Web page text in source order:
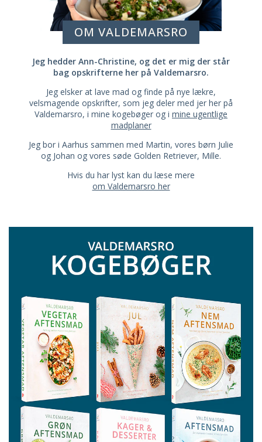
OM VALDEMARSRO
Jeg hedder Ann-Christine, og det er mig der står
bag opskrifterne her på Valdemarsro.
Jeg elsker at lave mad og finde på nye lækre,
velsmagende opskrifter, som jeg deler med jer her på
Valdemarsro, i mine kogebøger og i mine ugentlige
madplaner
Jeg bor i Aarhus sammen med Martin, vores børn Julie
og Johan og vores søde Golden Retriever, Mille.
Hvis du har lyst kan du læse mere
om Valdemarsro her